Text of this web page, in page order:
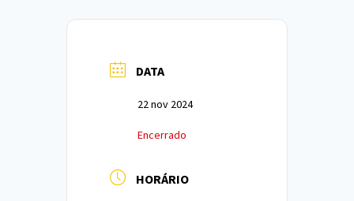
DATA
22 nov 2024
Encerrado
HORÁRIO